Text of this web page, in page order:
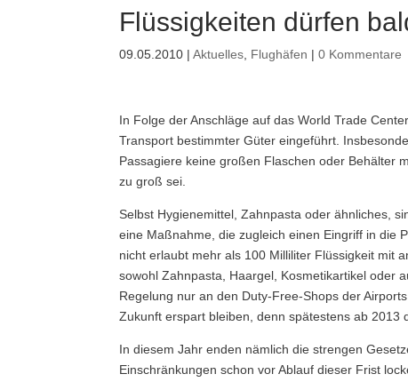
Flüssigkeiten dürfen
09.05.2010 |Aktuelles Flughäfen |0 Kommentare
In Folge der Anschläge auf das World Trade
Transport bestimmter Güter eingeführt.
Passagiere keine großen Flaschen oder Behälter
zu groß sei.
Selbst Hygienemittel, Zahnpasta oder ähnliches,
eine Maßnahme, die zugleich einen Eingriff in die
nicht erlaubt mehr als 100 Milliliter Flüssigkeit mit
sowohl Zahnpasta, Haargel, Kosmetikartikel oder
Regelung nur an den Duty-Free-Shops der
Zukunft erspart bleiben, denn spätestens ab
In diesem Jahr enden nämlich die strengen
Einschränkungen schon vor Ablauf dieser Frist